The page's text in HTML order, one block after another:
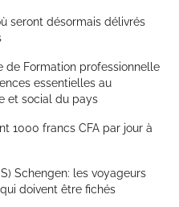
seront désormais délivrés
de Formation professionnelle
essentielles au
et social du pays
1000 francs CFA par jour à
Schengen: les voyageurs
doivent être fichés